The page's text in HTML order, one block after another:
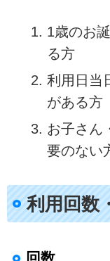
1歳のお
る方
利用日当
がある方
お子さん
要のない
利用回数